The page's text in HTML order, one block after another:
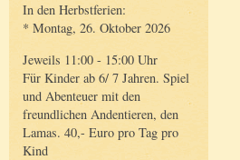
In den Herbstferien:
* Montag, 26. Oktober 2026
Jeweils 11:00 - 15:00 Uhr
Für Kinder ab 6/ 7 Jahren. Spiel
und Abenteuer mit den
freundlichen Andentieren, den
Lamas. 40,- Euro pro Tag pro
Kind